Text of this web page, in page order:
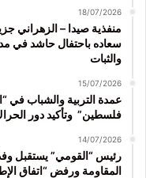
18/07/2026
منفذية صيدا – الزهراني
سعاده باحتفال حاشد في
والثبات
15/07/2026
عمدة التربية والشباب في
فلسطين” وتأكيد دور
14/07/2026
رئيس “القومي” يستقبل
المقاومة ورفض “اتفاق